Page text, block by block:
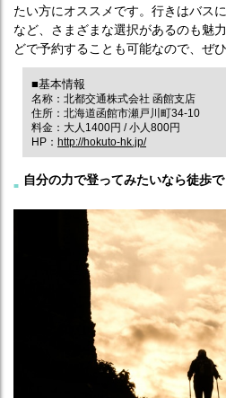
たい方にオススメです。行きはバス
など、さまざまな選択があるのも魅
どで予約することも可能なので、ぜ
■基本情報
名称：北都交通株式会社 函館支店
住所：北海道函館市瀬戸川町34-10
料金：大人1400円 / 小人800円
HP： http://hokuto-hk.jp/
自分の力で登ってみたいなら徒歩で